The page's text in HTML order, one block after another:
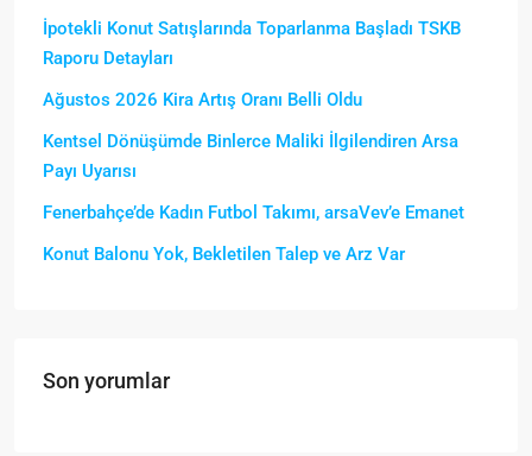
İpotekli Konut Satışlarında Toparlanma Başladı TSKB
Raporu Detayları
Ağustos 2026 Kira Artış Oranı Belli Oldu
Kentsel Dönüşümde Binlerce Maliki İlgilendiren Arsa
Payı Uyarısı
Fenerbahçe’de Kadın Futbol Takımı, arsaVev’e Emanet
Konut Balonu Yok, Bekletilen Talep ve Arz Var
Son yorumlar